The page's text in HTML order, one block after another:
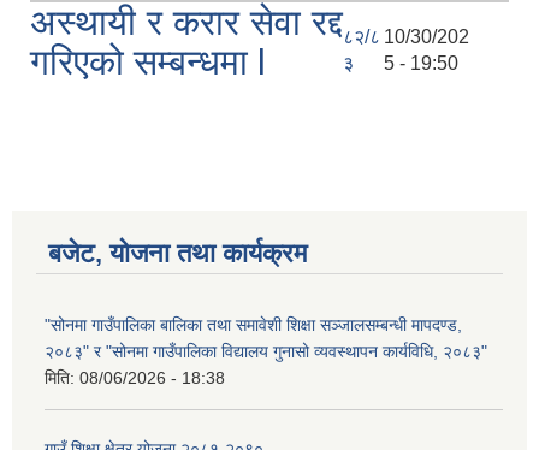
अस्थायी र करार सेवा रद्द
गरिएको सम्बन्धमा l
८२/८
३
10/30/202
5 - 19:50
बजेट, योजना तथा कार्यक्रम
"सोनमा गाउँपालिका बालिका तथा समावेशी शिक्षा सञ्जालसम्बन्धी मापदण्ड,
२०८३" र "सोनमा गाउँपालिका विद्यालय गुनासो व्यवस्थापन कार्यविधि, २०८३"
मिति: 08/06/2026 - 18:38